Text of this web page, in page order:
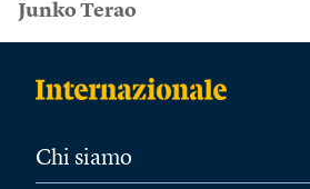
Junko Terao
Chi siamo